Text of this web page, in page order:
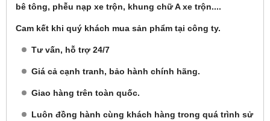
bê tông, phễu nạp xe trộn, khung chữ A xe trộn....
Cam kết khi quý khách mua sản phẩm tại công ty.
Tư vấn, hỗ trợ 24/7
Giá cả cạnh tranh, bảo hành chính hãng.
Giao hàng trên toàn quốc.
Luôn đồng hành cùng khách hàng trong quá trình sử